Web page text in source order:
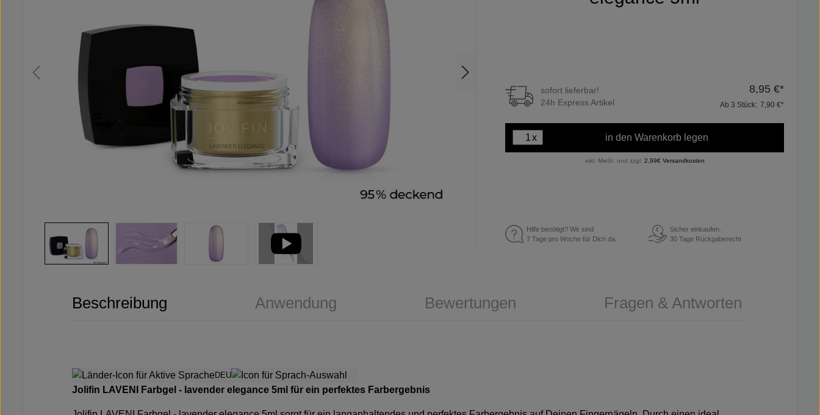
sofort lieferbar!
24h Express Artikel
8,95 €*
Ab 3 Stück: 7,90 €*
x in den Warenkorb legen
inkl. MwSt. und zzgl. 2,99€ Versandkosten
Hilfe benötigt? Wir sind
7 Tage pro Woche für Dich da.
€
Sicher einkaufen.
30 Tage Rückgaberecht
Beschreibung Anwendung Bewertungen Fragen & Antworten
DEU
Jolifin LAVENI Farbgel - lavender elegance 5ml für ein perfektes Farbergebnis